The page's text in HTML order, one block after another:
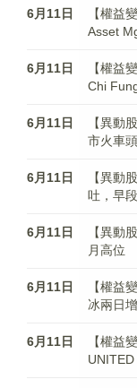
6月11日
【權益
Asset
6月11日
【權益
Chi
6月11日
【異動
市火車頭
6月11日
【異動
吐，早
6月11日
【異動
月高位
6月11日
【權益
冰兩日
6月11日
【權益